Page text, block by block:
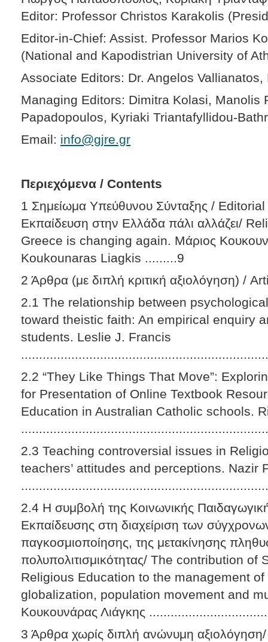
Editor: Professor Christos Karakolis
Editor-in-Chief: Assist. Professor Marios
(National and Kapodistrian University of
Associate Editors: Dr. Angelos
Managing Editors: Dimitra Kolasi, Manolis
Papadopoulos, Kyriaki Triantafyllidou-
Email: info@gjre.gr
Περιεχόμενα / Contents
1 Σημείωμα Υπεύθυνου Σύνταξης /
Εκπαίδευση στην Ελλάδα πάλι αλλάζει/
Greece is changing again. Μάριος
Koukounaras Liagkis .........9
2 Άρθρα (με διπλή κριτική αξιολόγηση) /
2.1 The relationship between
toward theistic faith: An empirical enquiry
students. Leslie J. Francis
2.2 “They Like Things That Move”:
for Presentation of Online Textbook
Education in Australian Catholic schools.
2.3 Teaching controversial issues in
teachers’ attitudes and perceptions. Nazir
2.4 Η συμβολή της Κοινωνικής
Εκπαίδευσης στη διαχείριση των
παγκοσμιοποίησης, της μετακίνησης
πολυπολιτισμικότητας/ The contribution
Religious Education to the management
globalization, population movement and
Κουκουνάρας Λιάγκης
3 Άρθρα χωρίς διπλή ανώνυμη